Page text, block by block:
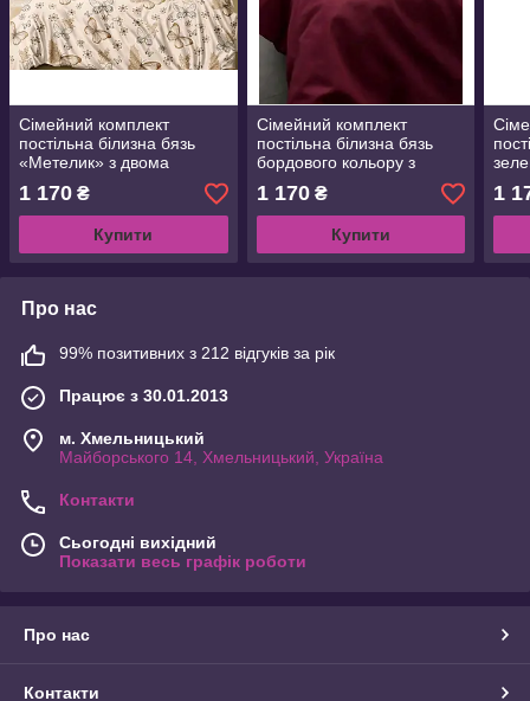
Сімейний комплект
постільна білизна бязь
«Метелик» з двома
підковдрами
1 170 ₴
Купити
Сімейний комплект
постільна білизна бязь
бордового кольору з
двома підковдрами
1 170₴
Купити
1
Про нас
99% позитивних з 212 відгуків за рік
Працює з 30.01.2013
м. Хмельницький
Майборського 14, Хмельницький, Україна
Контакти
Сьогодні вихідний
Показати весь графік роботи
Про нас
Контакти